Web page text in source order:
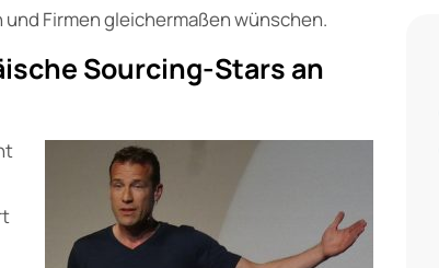
Firmen gleichermaßen wünschen.
Sourcing-Stars an